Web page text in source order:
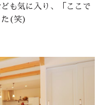
も気に入り、「ここで
た(笑)